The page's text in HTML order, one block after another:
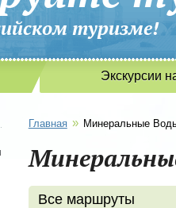
Экскурсии
Главная » Минеральные
Все маршруты